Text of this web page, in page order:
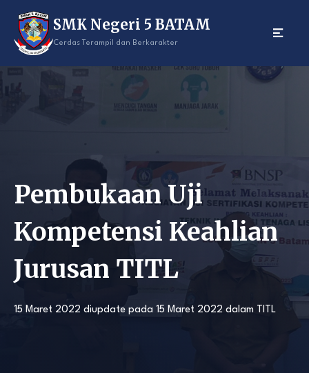
content
SMK Negeri 5 BATAM
Cerdas Terampil dan Berkarakter
Pembukaan Uji
Kompetensi Keahlian
Jurusan TITL
15 Maret 2022 diupdate pada 15 Maret 2022 dalam TITL